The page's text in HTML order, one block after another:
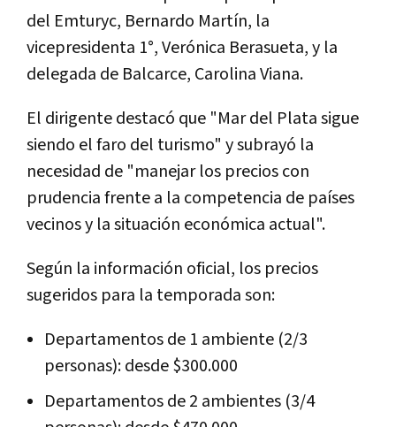
del Emturyc, Bernardo Martín, la
vicepresidenta 1°, Verónica Berasueta, y la
delegada de Balcarce, Carolina Viana.
El dirigente destacó que "Mar del Plata sigue
siendo el faro del turismo" y subrayó la
necesidad de "manejar los precios con
prudencia frente a la competencia de países
vecinos y la situación económica actual".
Según la información oficial, los precios
sugeridos para la temporada son:
Departamentos de 1 ambiente (2/3
personas): desde $300.000
Departamentos de 2 ambientes (3/4